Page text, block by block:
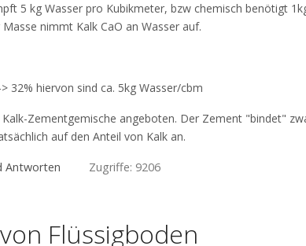
5 kg Wasser pro Kubikmeter, bzw chemisch benötigt
nimmt Kalk CaO an Wasser auf.
32% hiervon sind ca. 5kg Wasser/cbm
Zementgemische angeboten. Der Zement "bindet"
auf den Anteil von Kalk an.
Antworten Zugriffe: 9206
Flüssigboden